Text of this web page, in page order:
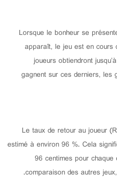
Lorsque le bonheur se
apparaît, le jeu est en cours
joueurs obtiendront
gagnent sur ces derniers, les
Le taux de retour au joueur
estimé à environ 96 %. Cela
96 centimes pour
comparaison des autres